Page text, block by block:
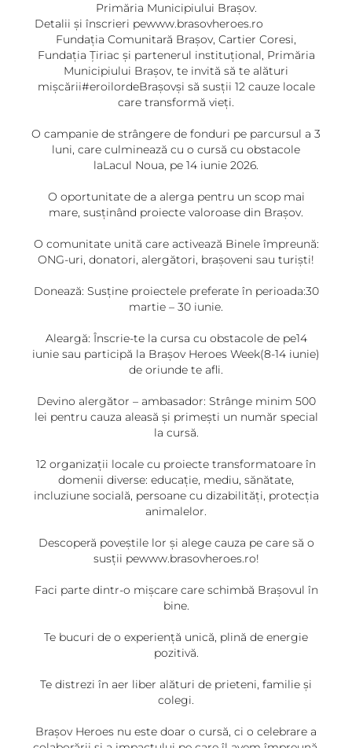
Primăria Municipiului Brașov.
Detalii și înscrieri pewww.brasovheroes.ro
Fundația Comunitară Brașov, Cartier Coresi,
Fundația Ţiriac și partenerul instituțional, Primăria
Municipiului Brașov, te invită să te alături
mișcării#eroilordeBrașovși să susții 12 cauze locale
care transformă vieți.
O campanie de strângere de fonduri pe parcursul a 3
luni, care culminează cu o cursă cu obstacole
laLacul Noua, pe 14 iunie 2026.
O oportunitate de a alerga pentru un scop mai
mare, susținând proiecte valoroase din Brașov.
O comunitate unită care activează Binele împreună:
ONG-uri, donatori, alergători, brașoveni sau turiști!
Donează: Susține proiectele preferate în perioada:30
martie – 30 iunie.
Aleargă: Înscrie-te la cursa cu obstacole de pe14
iunie sau participă la Brașov Heroes Week(8-14 iunie)
de oriunde te afli.
Devino alergător – ambasador: Strânge minim 500
lei pentru cauza aleasă și primești un număr special
la cursă.
12 organizații locale cu proiecte transformatoare în
domenii diverse: educație, mediu, sănătate,
incluziune socială, persoane cu dizabilități, protecția
animalelor.
Descoperă poveștile lor și alege cauza pe care să o
susții pewww.brasovheroes.ro!
Faci parte dintr-o mișcare care schimbă Brașovul în
bine.
Te bucuri de o experiență unică, plină de energie
pozitivă.
Te distrezi în aer liber alături de prieteni, familie și
colegi.
Brașov Heroes nu este doar o cursă, ci o celebrare a